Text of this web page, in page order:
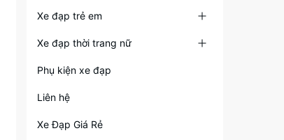
Xe đạp trẻ em
Xe đạp thời trang nữ
Phụ kiện xe đạp
Liên hệ
Xe Đạp Giá Rẻ